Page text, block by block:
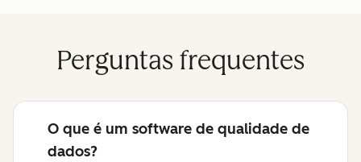
Perguntas frequentes
O que é um software de qualidade de
dados?